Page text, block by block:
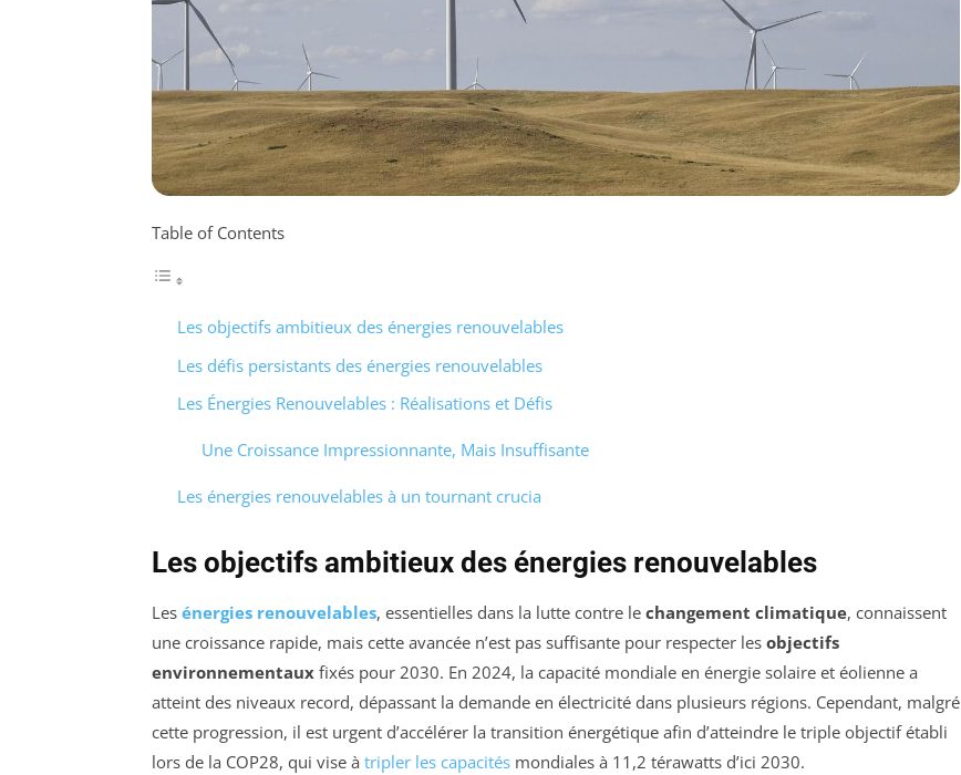
Table of Contents
Les objectifs ambitieux des énergies renouvelables
Les défis persistants des énergies renouvelables
Les Énergies Renouvelables : Réalisations et Défis
Une Croissance Impressionnante, Mais Insuffisante
Les énergies renouvelables à un tournant crucia
Les objectifs ambitieux des énergies renouvelables
Les énergies renouvelables, essentielles dans la lutte contre le changement climatique, connaissent
une croissance rapide, mais cette avancée n’est pas suffisante pour respecter les objectifs
environnementaux fixés pour 2030. En 2024, la capacité mondiale en énergie solaire et éolienne a
atteint des niveaux record, dépassant la demande en électricité dans plusieurs régions. Cependant, malgré
cette progression, il est urgent d’accélérer la transition énergétique afin d’atteindre le triple objectif établi
lors de la COP28, qui vise à tripler les capacités mondiales à 11,2 térawatts d’ici 2030.